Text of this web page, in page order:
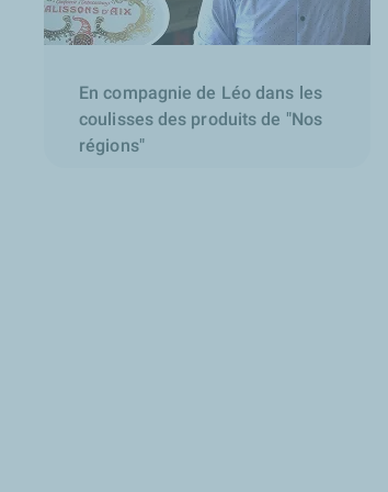
En compagnie de Léo dans les
coulisses des produits de "Nos
régions"